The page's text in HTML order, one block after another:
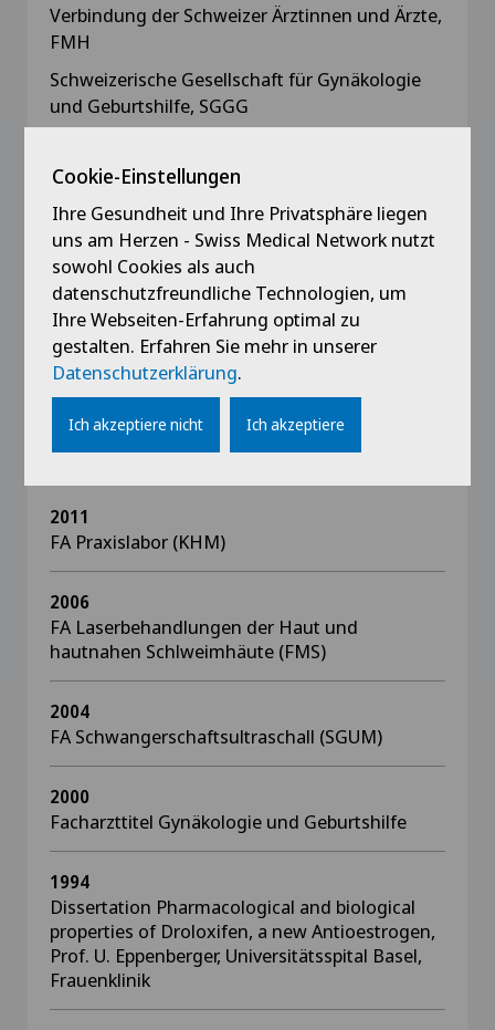
Verbindung der Schweizer Ärztinnen und Ärzte,
FMH
Schweizerische Gesellschaft für Gynäkologie
und Geburtshilfe, SGGG
der Medizin, SGUM
Akademie für Fortbildung der Schweizerischen
Gesellschaft für Gynäkologie und Geburtshilfe
AerzteGesellschaft des Kantons Zürich (AGZ)
VSAO Sektion Zürich, Verband Schweizerischer
Assistenz- und Oberärzte
2011
FA Praxislabor (KHM)
2006
FA Laserbehandlungen der Haut und
hautnahen Schlweimhäute (FMS)
2004
FA Schwangerschaftsultraschall (SGUM)
2000
Facharzttitel Gynäkologie und Geburtshilfe
1994
Dissertation Pharmacological and biological
properties of Droloxifen, a new Antioestrogen,
Prof. U. Eppenberger, Universitätsspital Basel,
Frauenklinik
Cookie-Einstellungen
Ihre Gesundheit und Ihre Privatsphäre liegen
uns am Herzen - Swiss Medical Network nutzt
sowohl Cookies als auch
datenschutzfreundliche Technologien, um
Ihre Webseiten-Erfahrung optimal zu
gestalten. Erfahren Sie mehr in unserer
Datenschutzerklärung.
Ich akzeptiere nicht Ich akzeptiere